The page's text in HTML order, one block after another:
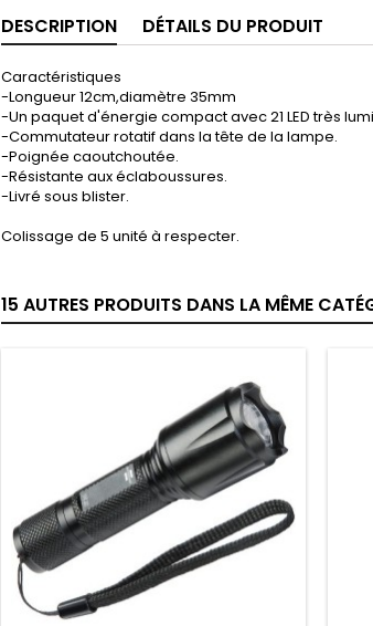
DESCRIPTION DÉTAILS DU PRODUIT
Caractéristiques
-Longueur 12cm,diamètre 35mm
-Un paquet d'énergie compact avec 21 LED très
-Commutateur rotatif dans la tête de la lampe.
-Poignée caoutchoutée.
-Résistante aux éclaboussures.
-Livré sous blister.
Colissage de 5 unité à respecter.
15 AUTRES PRODUITS DANS LA MÊME